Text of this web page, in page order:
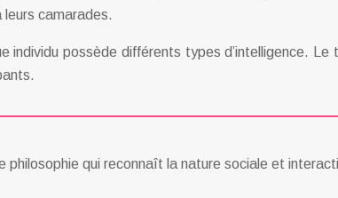
camarades.
individu possède différents types d’intelligence.
philosophie qui reconnaît la nature sociale et